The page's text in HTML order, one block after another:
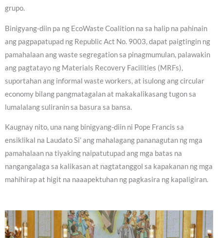
grupo.
Binigyang-diin pa ng EcoWaste Coalition na sa halip na pahinain
ang pagpapatupad ng Republic Act No. 9003, dapat paigtingin ng
pamahalaan ang waste segregation sa pinagmumulan, palawakin
ang pagtatayo ng Materials Recovery Facilities (MRFs),
suportahan ang informal waste workers, at isulong ang circular
economy bilang pangmatagalan at makakalikasang tugon sa
lumalalang suliranin sa basura sa bansa.
Kaugnay nito, una nang binigyang-diin ni Pope Francis sa
ensiklikal na Laudato Si’ ang mahalagang pananagutan ng mga
pamahalaan na tiyaking naipatutupad ang mga batas na
nangangalaga sa kalikasan at nagtatanggol sa kapakanan ng mga
mahihirap at higit na naaapektuhan ng pagkasira ng kapaligiran.